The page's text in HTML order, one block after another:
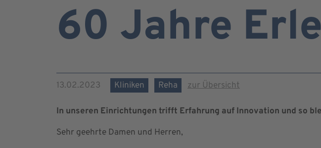
60 Jahre
13.02.2023 Kliniken Reha zur Übersicht
In unseren Einrichtungen trifft Erfahrung auf Innovation und so
Sehr geehrte Damen und Herren,